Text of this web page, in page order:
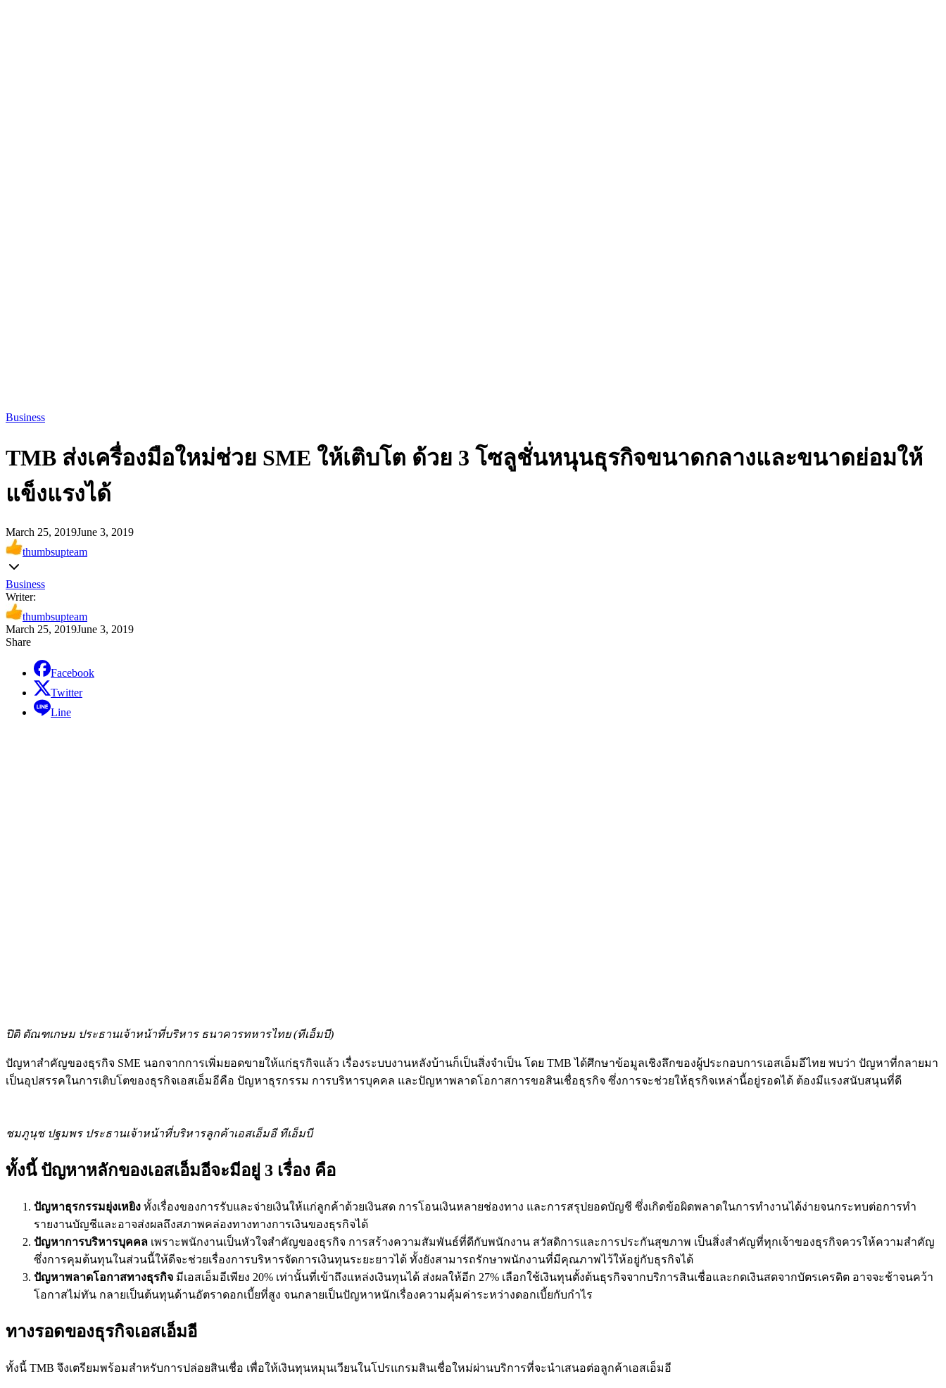
Business
TMB ส่งเครื่องมือใหม่ช่วย SME ให้เติบโต ด้วย 3 โซลูชั่นหนุนธุรกิจขนาดกลางและขนาดย่อมให้
แข็งแรงได้
March 25, 2019June 3, 2019
thumbsupteam
Business
Writer:
thumbsupteam
March 25, 2019June 3, 2019
Share
Facebook
Twitter
Line
ปิติ ตัณฑเกษม ประธานเจ้าหน้าที่บริหาร ธนาคารทหารไทย (ทีเอ็มบี)
ปัญหาสำคัญของธุรกิจ SME นอกจากการเพิ่มยอดขายให้แก่ธุรกิจแล้ว เรื่องระบบงานหลังบ้านก็เป็นสิ่งจำเป็น โดย TMB ได้ศึกษาข้อมูลเชิงลึกของผู้ประกอบการเอสเอ็มอีไทย พบว่า ปัญหาที่กลายมา
เป็นอุปสรรคในการเติบโตของธุรกิจเอสเอ็มอีคือ ปัญหาธุรกรรม การบริหารบุคคล และปัญหาพลาดโอกาสการขอสินเชื่อธุรกิจ ซึ่งการจะช่วยให้ธุรกิจเหล่านี้อยู่รอดได้ ต้องมีแรงสนับสนุนที่ดี
ชมภูนุช ปฐมพร ประธานเจ้าหน้าที่บริหารลูกค้าเอสเอ็มอี ทีเอ็มบี
ทั้งนี้ ปัญหาหลักของเอสเอ็มอีจะมีอยู่ 3 เรื่อง คือ
ปัญหาธุรกรรมยุ่งเหยิง ทั้งเรื่องของการรับและจ่ายเงินให้แก่ลูกค้าด้วยเงินสด การโอนเงินหลายช่องทาง และการสรุปยอดบัญชี ซึ่งเกิดข้อผิดพลาดในการทำงานได้ง่ายจนกระทบต่อการทำ
รายงานบัญชีและอาจส่งผลถึงสภาพคล่องทางทางการเงินของธุรกิจได้
ปัญหาการบริหารบุคคล เพราะพนักงานเป็นหัวใจสำคัญของธุรกิจ การสร้างความสัมพันธ์ที่ดีกับพนักงาน สวัสดิการและการประกันสุขภาพ เป็นสิ่งสำคัญที่ทุกเจ้าของธุรกิจควรให้ความสำคัญ
ซึ่งการคุมต้นทุนในส่วนนี้ให้ดีจะช่วยเรื่องการบริหารจัดการเงินทุนระยะยาวได้ ทั้งยังสามารถรักษาพนักงานที่มีคุณภาพไว้ให้อยู่กับธุรกิจได้
ปัญหาพลาดโอกาสทางธุรกิจ มีเอสเอ็มอีเพียง 20% เท่านั้นที่เข้าถึงแหล่งเงินทุนได้ ส่งผลให้อีก 27% เลือกใช้เงินทุนตั้งต้นธุรกิจจากบริการสินเชื่อและกดเงินสดจากบัตรเครดิต อาจจะช้าจนคว้า
โอกาสไม่ทัน กลายเป็นต้นทุนด้านอัตราดอกเบี้ยที่สูง จนกลายเป็นปัญหาหนักเรื่องความคุ้มค่าระหว่างดอกเบี้ยกับกำไร
ทางรอดของธุรกิจเอสเอ็มอี
ทั้งนี้ TMB จึงเตรียมพร้อมสำหรับการปล่อยสินเชื่อ เพื่อให้เงินทุนหมุนเวียนในโปรแกรมสินเชื่อใหม่ผ่านบริการที่จะนำเสนอต่อลูกค้าเอสเอ็มอี